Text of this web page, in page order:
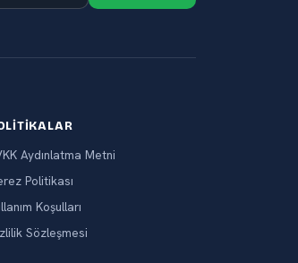
Aydınlatma Metni
Politikası
Koşulları
Sözleşmesi